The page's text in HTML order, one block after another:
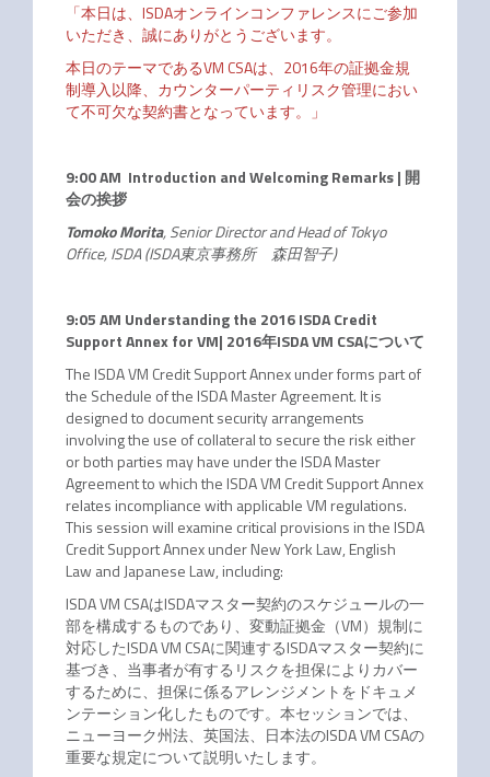
「本日は、 ISDAオンラインコンファレンスにご参加
いただき、誠にありがとうございます。
本日のテーマであるVM CSAは、 2016年の証拠金規
制導入以降、カウンターパーティリスク管理におい
て不可欠な契約書となっています。」
9:00 AM Introduction and Welcoming Remarks | 開
会の挨拶
Tomoko Morita, Senior Director and Head of Tokyo
Office, ISDA (ISDA東京事務所 森田智子)
9:05 AM Understanding the 2016 ISDA Credit
Support Annex for VM| 2016年ISDA VM CSAについて
The ISDA VM Credit Support Annex under forms part of
the Schedule of the ISDA Master Agreement. It is
designed to document security arrangements
involving the use of collateral to secure the risk either
or both parties may have under the ISDA Master
Agreement to which the ISDA VM Credit Support Annex
relates incompliance with applicable VM regulations.
This session will examine critical provisions in the ISDA
Credit Support Annex under New York Law, English
Law and Japanese Law, including:
ISDA VM CSAはISDAマスター契約のスケジュールの一
部を構成するものであり、変動証拠金（VM）規制に
対応したISDA VM CSAに関連するISDAマスター契約に
基づき、当事者が有するリスクを担保によりカバー
するために、担保に係るアレンジメントをドキュメ
ンテーション化したものです。本セッションでは、
ニューヨーク州法、英国法、日本法のISDA VM CSAの
重要な規定について説明いたします。